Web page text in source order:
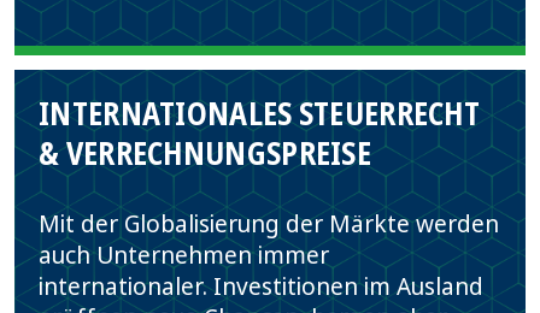
INTERNATIONALES STEUERRECHT
& VERRECHNUNGSPREISE
Mit der Globalisierung der Märkte werden
auch Unternehmen immer
internationaler. Investitionen im Ausland